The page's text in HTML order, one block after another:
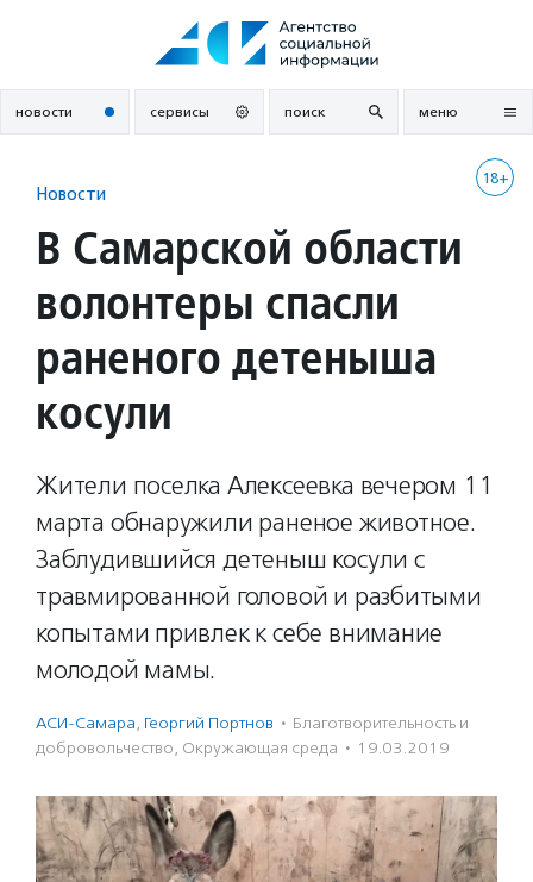
новости сервисы поиск меню
18+
Новости
В Самарской области
волонтеры спасли
раненого детеныша
косули
Жители поселка Алексеевка вечером 11
марта обнаружили раненое животное.
Заблудившийся детеныш косули с
травмированной головой и разбитыми
копытами привлек к себе внимание
молодой мамы.
АСИ-Самара, Георгий Портнов · Благотвори­тель­ность и
доброволь­чест­во, Окружающая среда · 19.03.2019